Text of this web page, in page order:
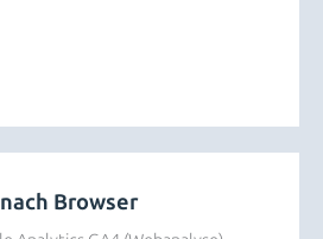
Browser